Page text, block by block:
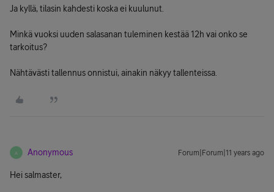
Ja kyllä, tilasin kahdesti koska ei kuulunut.
Minkä vuoksi uuden salasanan tuleminen kestää 12h vai onko se
tarkoitus?
Nähtävästi tallennus onnistui, ainakin näkyy tallenteissa.
A Anonymous Forum|Forum|11 years ago
Hei salmaster,